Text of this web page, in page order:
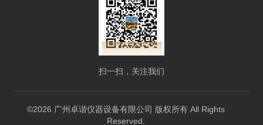
扫一扫，关注我们
©2026 广州卓谐仪器设备有限公司 版权所有 All Rights
Reserved.